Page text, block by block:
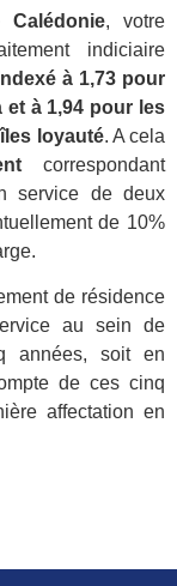
Calédonie, votre
indiciaire
à 1,73 pour
et à 1,94 pour les
loyauté. A cela
correspondant
service de deux
de 10%
de résidence
au sein de
années, soit en
de ces cinq
affectation en